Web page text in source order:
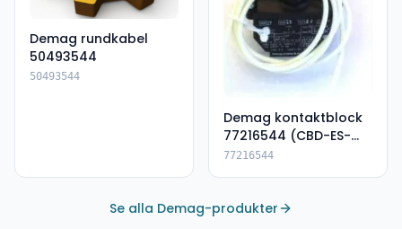
Demag rundkabel
50493544
50493544
Demag kontaktblock
77216544 (CBD-ES-
DSK)
77216544
Se alla Demag-produkter